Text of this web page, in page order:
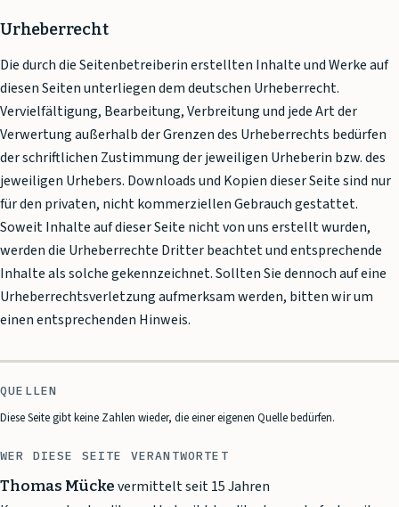
Urheberrecht
Die durch die Seitenbetreiberin erstellten Inhalte und Werke auf
diesen Seiten unterliegen dem deutschen Urheberrecht.
Vervielfältigung, Bearbeitung, Verbreitung und jede Art der
Verwertung außerhalb der Grenzen des Urheberrechts bedürfen
der schriftlichen Zustimmung der jeweiligen Urheberin bzw. des
jeweiligen Urhebers. Downloads und Kopien dieser Seite sind nur
für den privaten, nicht kommerziellen Gebrauch gestattet.
Soweit Inhalte auf dieser Seite nicht von uns erstellt wurden,
werden die Urheberrechte Dritter beachtet und entsprechende
Inhalte als solche gekennzeichnet. Sollten Sie dennoch auf eine
Urheberrechtsverletzung aufmerksam werden, bitten wir um
einen entsprechenden Hinweis.
QUELLEN
Diese Seite gibt keine Zahlen wieder, die einer eigenen Quelle bedürfen.
WER DIESE SEITE VERANTWORTET
Thomas Mückevermittelt seit 15 Jahren